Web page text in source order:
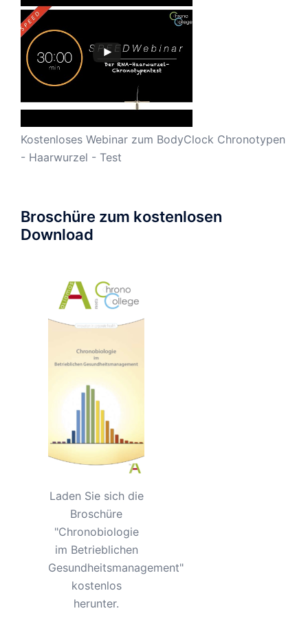
Kostenloses Webinar zum BodyClock Chronotypen
- Haarwurzel - Test
Broschüre zum kostenlosen
Download
Laden Sie sich die
Broschüre
"Chronobiologie
im Betrieblichen
Gesundheitsmanagement"
kostenlos
herunter.